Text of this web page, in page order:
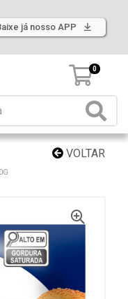
já nosso APP
0
VOLTAR